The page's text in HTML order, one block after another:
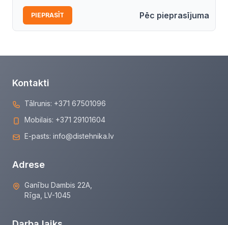
Pēc pieprasījuma
PIEPRASĪT
Kontakti
Tālrunis: +371 67501096
Mobilais: +371 29101604
E-pasts: info@distehnika.lv
Adrese
Ganību Dambis 22A,
Rīga, LV-1045